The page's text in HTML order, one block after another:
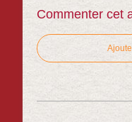
Commenter cet